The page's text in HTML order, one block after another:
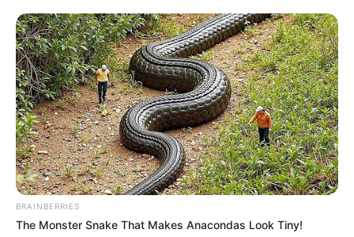
BRAINBERRIES
The Monster Snake That Makes Anacondas Look Tiny!